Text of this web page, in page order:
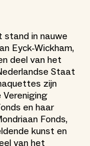
in nauwe
Eyck-Wickham,
deel van het
Staat
zijn
en haar
Fonds,
kunst en
van het